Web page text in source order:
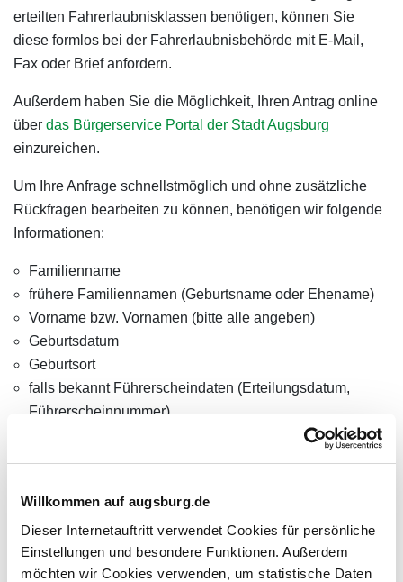
Willkommen auf augsburg.de
Dieser Internetauftritt verwendet Cookies für persönliche
Einstellungen und besondere Funktionen. Außerdem
möchten wir Cookies verwenden, um statistische Daten
erteilten Fahrerlaubnisklassen benötigen, können Sie
diese formlos bei der Fahrerlaubnisbehörde mit E-Mail,
Fax oder Brief anfordern.
Außerdem haben Sie die Möglichkeit, Ihren Antrag online
über das Bürgerservice Portal der Stadt Augsburg
einzureichen.
Um Ihre Anfrage schnellstmöglich und ohne zusätzliche
Rückfragen bearbeiten zu können, benötigen wir folgende
Informationen:
Familienname
frühere Familiennamen (Geburtsname oder Ehename)
Vorname bzw. Vornamen (bitte alle angeben)
Geburtsdatum
Geburtsort
falls bekannt Führerscheindaten (Erteilungsdatum,
Führerscheinnummer)
Teilen Sie uns bitte auch die genaue Anschrift und evtl. die
Karteikartenabschrift benötigen. Die Karteikartenabschrift
Für die Ausstellung einer Karteikartenabschrift fallen keine
Gebühren an.